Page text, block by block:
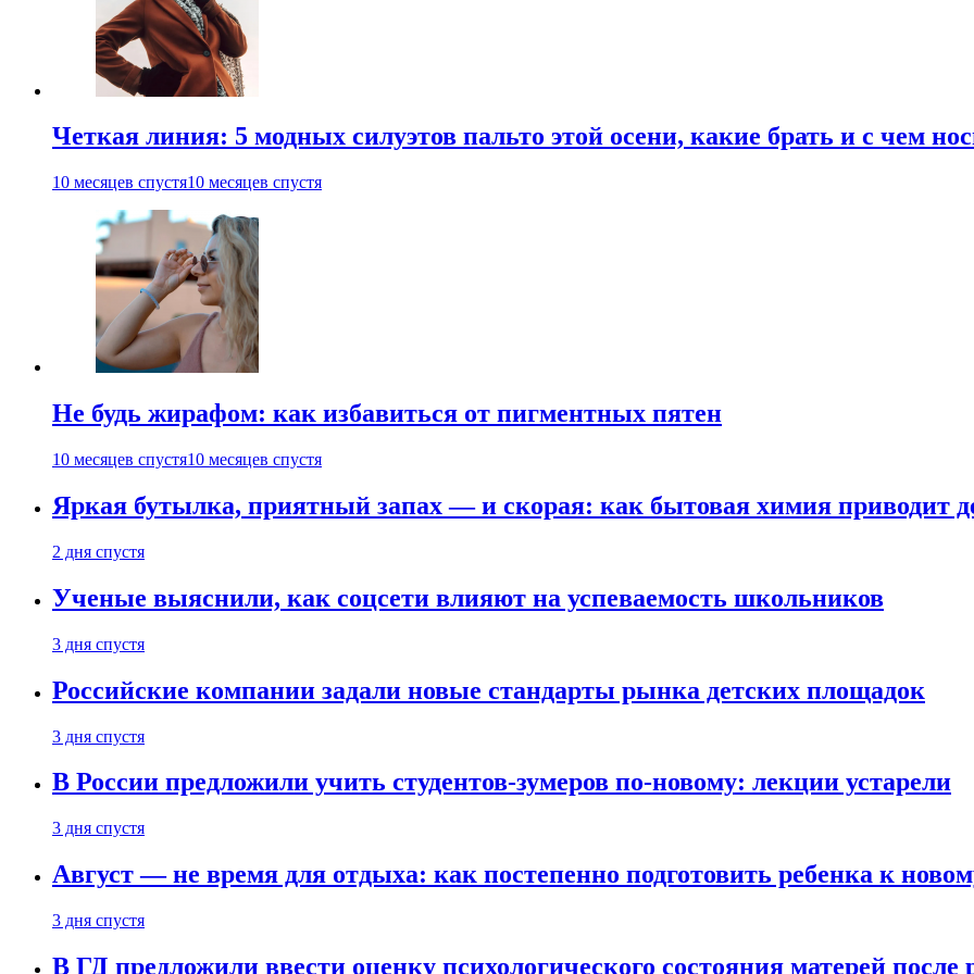
Четкая линия: 5 модных силуэтов пальто этой осени, какие брать и с чем
10 месяцев спустя10 месяцев спустя
Не будь жирафом: как избавиться от пигментных пятен
10 месяцев спустя10 месяцев спустя
Яркая бутылка, приятный запах — и скорая: как бытовая химия приводит
2 дня спустя
Ученые выяснили, как соцсети влияют на успеваемость школьников
3 дня спустя
Российские компании задали новые стандарты рынка детских площадок
3 дня спустя
В России предложили учить студентов-зумеров по-новому: лекции устарели
3 дня спустя
Август — не время для отдыха: как постепенно подготовить ребенка к
3 дня спустя
В ГД предложили ввести оценку психологического состояния матерей после